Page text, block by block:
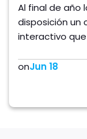
Al final de año
disposición un
interactivo
onJun 18